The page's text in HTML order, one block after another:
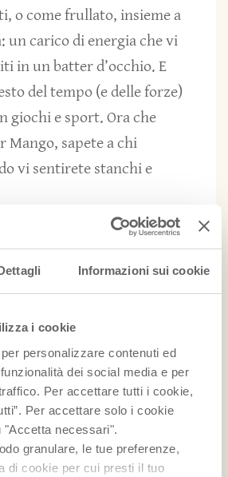
Informazioni sui cookie
i cookie
personalizzare contenuti ed
dei social media e per
Per accettare tutti i cookie,
Per accettare solo i cookie
necessari".
granulare, le tue preferenze,
di cookie per cui presti il tuo
o come frullato, insieme a
un carico di energia che vi
in un batter d’occhio. E
del tempo (e delle forze)
giochi e sport. Ora che
Mango, sapete a chi
vi sentirete stanchi e